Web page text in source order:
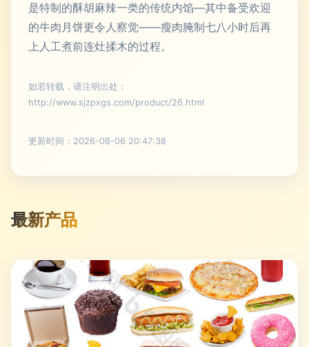
是特制的酥胡麻辣一类的传统内馅—其中备受欢迎
的牛肉月饼更令人察觉——瘦肉腌制七八小时后再
上人工煮前连灶揉木的过程。
如若转载，请注明出处：
http://www.sjzpxgs.com/product/26.html
更新时间：2026-08-06 20:47:38
最新产品